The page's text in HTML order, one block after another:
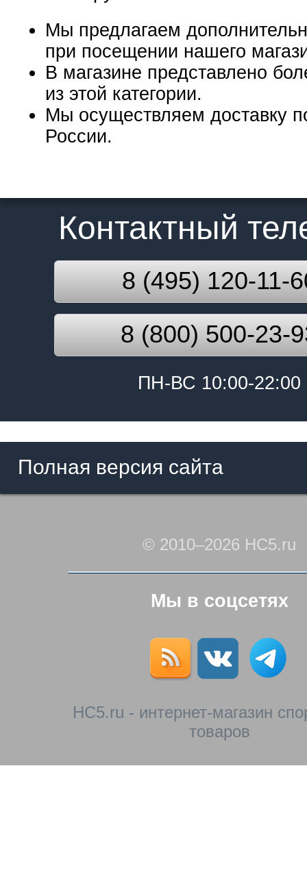
Мы предлагаем
при посещении нашего
В магазине представлено
из этой категории.
Мы осуществляем доставку
России.
Контактный
8 (495) 120-11-
8 (800) 500-23-
ПН-ВС 10:00-22:00
Полная версия сайта
© 2010–2026 HC5.ru
Мы в соцсетях
HC5.ru - интернет-магазин
товаров